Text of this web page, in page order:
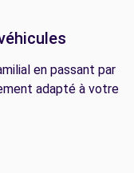
en passant par
adapté à votre